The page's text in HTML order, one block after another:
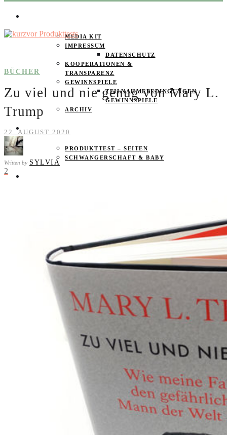
MEDIA KIT
IMPRESSUM
DATENSCHUTZ
KOOPERATIONEN &
TRANSPARENZ
GEWINNSPIELE
TEILNAHMEBEDINGUNGEN
GEWINNSPIELE
ARCHIV
SPAREN
PRODUKTTEST – SEITEN
SCHWANGERSCHAFT & BABY
CASHBACK
GESUNDHEIT & SPORT
HOME & LIFESTYLE
KAUTION
TECHNIK
KATEGORIEN
FOOD & DRINKS
KIND & BABY
BEAUTY
REZEPTE
LIFESTYLE
TIERE
SPORT & FITNESS
TECHNIK
GEWINNSPIELE
HAUSHALTSGERÄTE
KAFFEEMASCHINEN & CO
BÜCHER
Zu viel und nie genug von Mary L.
Trump
22. AUGUST 2020
Written by SYLVIA
2